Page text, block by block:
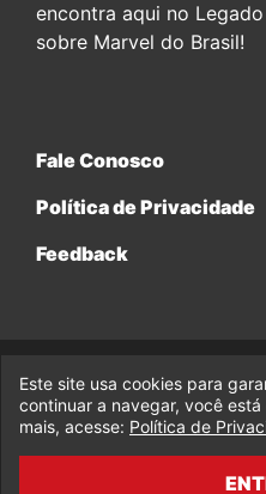
encontra aqui no
sobre Marvel do Brasil!
Fale Conosco
Política de Privacidade
Feedback
© 2017-2026 Legado da
Este site usa cookies para
continuar a navegar, você
mais, acesse: Política de